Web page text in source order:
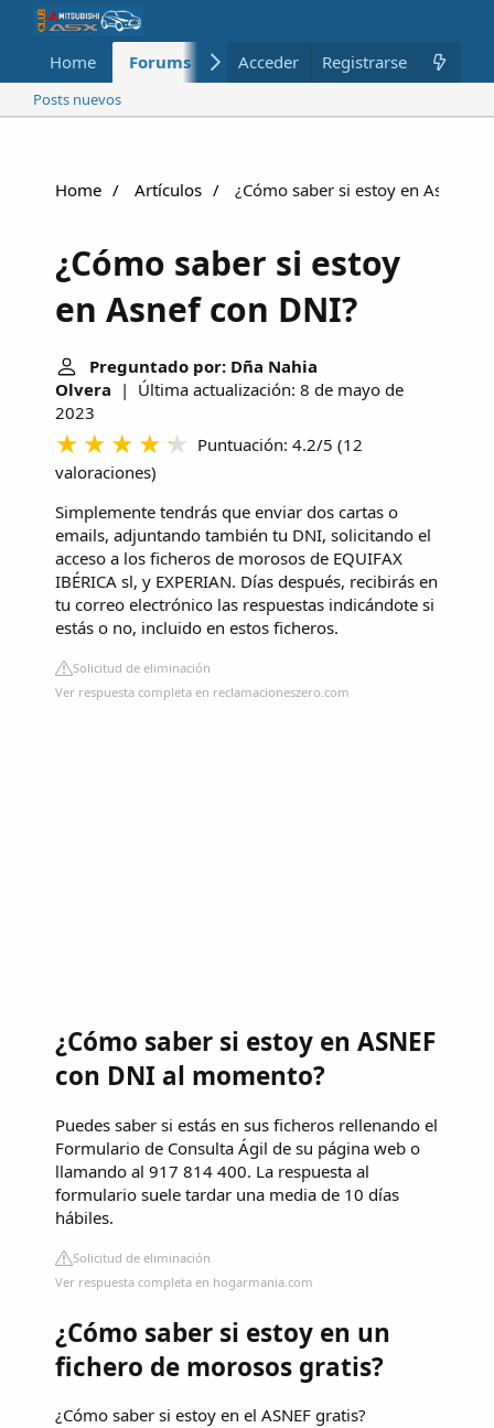
Home Forums Nuevo Miembros
Acceder Registrarse
Posts nuevos
Home Artículos ¿Cómo saber si estoy en Asnef
¿Cómo saber si estoy
en Asnef con DNI?
Preguntado por: Dña Nahia
Olvera | Última actualización: 8 de mayo de
2023
Puntuación: 4.2/5 (12
valoraciones)
Simplemente tendrás que enviar dos cartas o
emails, adjuntando también tu DNI, solicitando el
acceso a los ficheros de morosos de EQUIFAX
IBÉRICA sl, y EXPERIAN. Días después, recibirás en
tu correo electrónico las respuestas indicándote si
estás o no, incluido en estos ficheros.
Solicitud de eliminación
Ver respuesta completa en reclamacioneszero.com
¿Cómo saber si estoy en ASNEF
con DNI al momento?
Puedes saber si estás en sus ficheros rellenando el
Formulario de Consulta Ágil de su página web o
llamando al 917 814 400. La respuesta al
formulario suele tardar una media de 10 días
hábiles.
Solicitud de eliminación
Ver respuesta completa en hogarmania.com
¿Cómo saber si estoy en un
fichero de morosos gratis?
¿Cómo saber si estoy en el ASNEF gratis?